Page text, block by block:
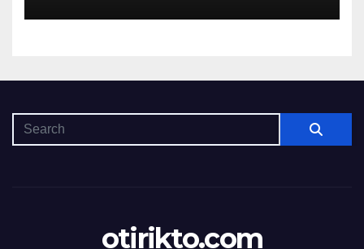
otirikto.com